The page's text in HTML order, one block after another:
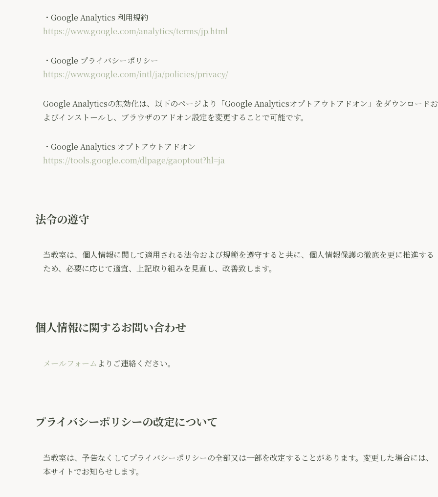
・Google Analytics 利用規約
https://www.google.com/analytics/terms/jp.html
・Google プライバシーポリシー
https://www.google.com/intl/ja/policies/privacy/
Google Analyticsの無効化は、以下のページより「Google Analyticsオプトアウトアドオン」をダウンロードお
よびインストールし、ブラウザのアドオン設定を変更することで可能です。
・Google Analytics オプトアウトアドオン
https://tools.google.com/dlpage/gaoptout?hl=ja
法令の遵守
当教室は、個人情報に関して適用される法令および規範を遵守すると共に、個人情報保護の徹底を更に推進する
ため、必要に応じて適宜、上記取り組みを見直し、改善致します。
個人情報に関するお問い合わせ
メールフォーム よりご連絡ください。
プライバシーポリシーの改定について
当教室は、予告なくしてプライバシーポリシーの全部又は一部を改定することがあります。変更した場合には、
本サイトでお知らせします。